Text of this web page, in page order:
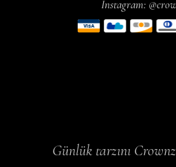
İnstagram:
Günlük tarzını